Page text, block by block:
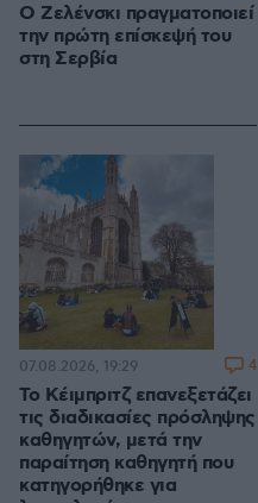
Ο Ζελένσκι πραγματοποιεί
την πρώτη επίσκεψή του
στη Σερβία
Το Κέιμπριτζ επανεξετάζει
τις διαδικασίες πρόσληψης
καθηγητών, μετά την
παραίτηση καθηγητή που
κατηγορήθηκε για
07.08.2026, 19:29 4